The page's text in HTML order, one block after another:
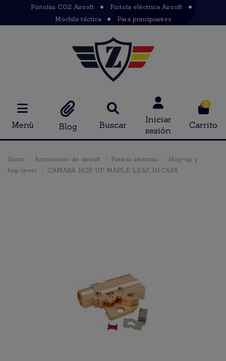
Pistolas CO2 Airsoft
Pistola eléctrica Airsoft
Mochila táctica
Para principiantes
Menú Blog Buscar
Iniciar
sesión
0
Carrito
Inicio Accesorios de airsoft Piezas internas
Hop-up y
hop-lever
CAMARA HOP UP MAPLE LEAF HI.CAPA